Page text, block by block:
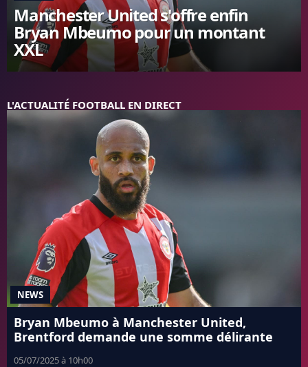
FC BARCELONE
MANCHESTER UNITED
CHELSEA
ARSENAL
L'AVIS DE LA RÉDAC'
Manchester United s'offre enfin
Bryan Mbeumo pour un montant
XXL
L'ACTUALITÉ FOOTBALL EN DIRECT
NEWS
Bryan Mbeumo à Manchester United,
Brentford demande une somme délirante
05/07/2025 à 10h00